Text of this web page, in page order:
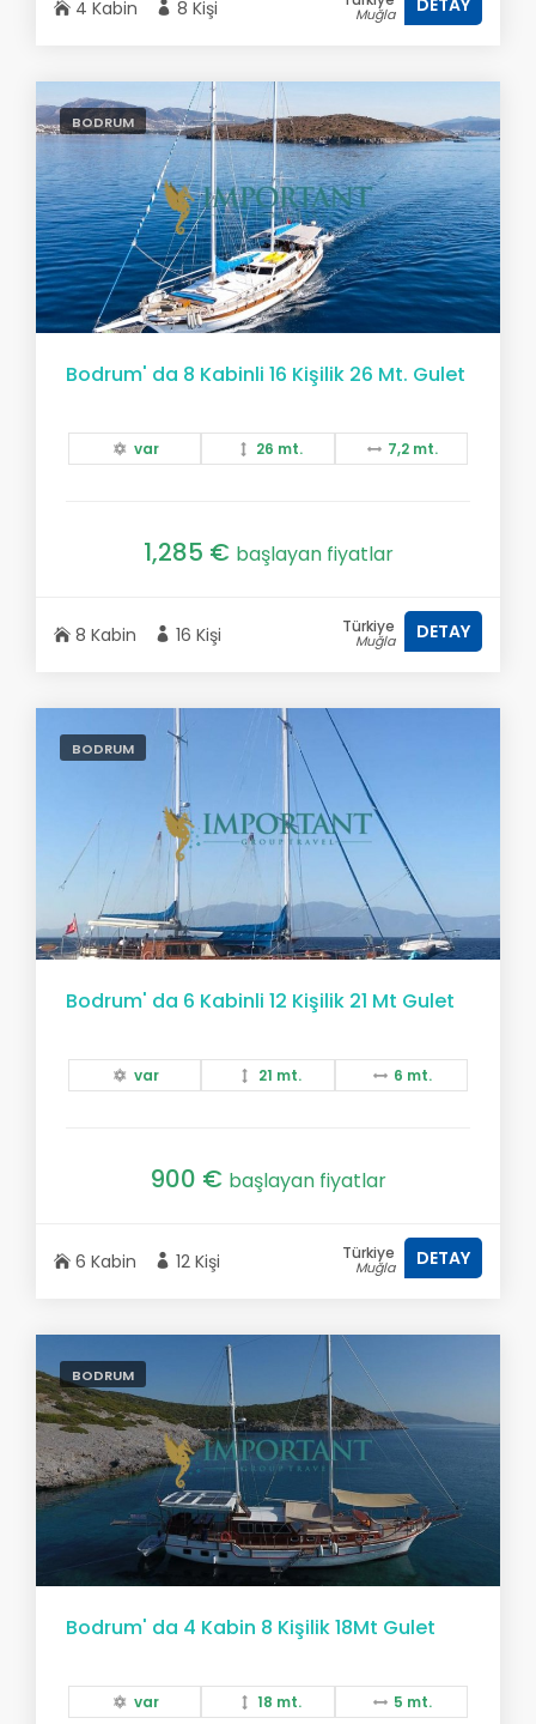
4 Kabin 8 Kişi Muğla DETAY
BODRUM
Bodrum' da 8 Kabinli 16 Kişilik 26 Mt. Gulet
var 26 mt. 7,2 mt.
1,285 € başlayan fiyatlar
8 Kabin 16 Kişi Türkiye
Muğla DETAY
BODRUM
Bodrum' da 6 Kabinli 12 Kişilik 21 Mt Gulet
var 21 mt. 6 mt.
900 € başlayan fiyatlar
6 Kabin 12 Kişi Türkiye
Muğla DETAY
BODRUM
Bodrum' da 4 Kabin 8 Kişilik 18Mt Gulet
var 18 mt. 5 mt.